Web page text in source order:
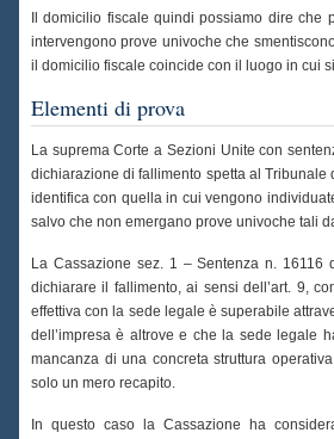
Il domicilio fiscale quindi possiamo dire
intervengono prove univoche che
il domicilio fiscale coincide con il luogo in cui
Elementi di prova
La suprema Corte a Sezioni Unite con
dichiarazione di fallimento spetta al Tribunale
identifica con quella in cui vengono
salvo che non emergano prove univoche tali
La Cassazione sez. 1 – Sentenza n.
dichiarare il fallimento, ai sensi dell’art. 9,
effettiva con la sede legale è superabile
dell’impresa è altrove e che la sede legale
mancanza di una concreta struttura
solo un mero recapito.
In questo caso la Cassazione ha